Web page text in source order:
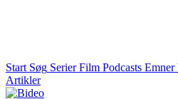
Start Søg Serier Film Podcasts Emner
Artikler